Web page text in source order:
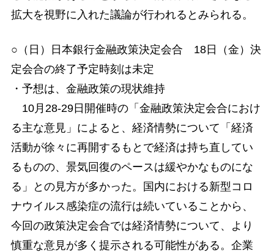
拡大を視野に入れた議論が行われるとみられる。
○（日）日本銀行金融政策決定会合 18日（金）決
定会合の終了予定時刻は未定
・予想は、金融政策の現状維持
10月28-29日開催時の「金融政策決定会合におけ
る主な意見」によると、経済情勢について「経済
活動が徐々に再開するもとで経済は持ち直してい
るものの、景気回復のペースは緩やかなものにな
る」との見方が多かった。国内における新型コロ
ナウイルス感染症の流行は続いていることから、
今回の政策決定会合では経済情勢について、より
慎重な意見が多く提示される可能性がある。企業